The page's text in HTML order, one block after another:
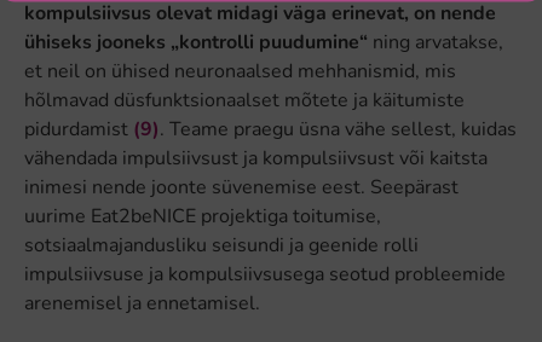
kompulsiivsus olevat midagi väga erinevat, on nende
ühiseks jooneks „kontrolli puudumine“ ning arvatakse,
et neil on ühised neuronaalsed mehhanismid, mis
hõlmavad düsfunktsionaalset mõtete ja käitumiste
pidurdamist (9). Teame praegu üsna vähe sellest, kuidas
vähendada impulsiivsust ja kompulsiivsust või kaitsta
inimesi nende joonte süvenemise eest. Seepärast
uurime Eat2beNICE projektiga toitumise,
sotsiaalmajandusliku seisundi ja geenide rolli
impulsiivsuse ja kompulsiivsusega seotud probleemide
arenemisel ja ennetamisel.